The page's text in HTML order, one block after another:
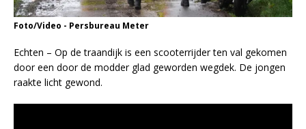
Foto/Video - Persbureau Meter
Echten – Op de traandijk is een scooterrijder ten val gekomen
door een door de modder glad geworden wegdek. De jongen
raakte licht gewond.